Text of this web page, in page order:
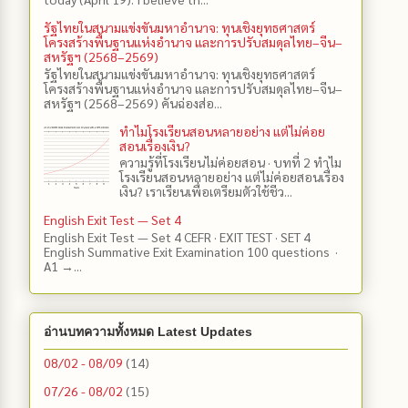
รัฐไทยในสนามแข่งขันมหาอำนาจ: ทุนเชิงยุทธศาสตร์
โครงสร้างพื้นฐานแห่งอำนาจ และการปรับสมดุลไทย–จีน–
สหรัฐฯ (2568–2569)
รัฐไทยในสนามแข่งขันมหาอำนาจ: ทุนเชิงยุทธศาสตร์
โครงสร้างพื้นฐานแห่งอำนาจ และการปรับสมดุลไทย–จีน–
สหรัฐฯ (2568–2569) คันฉ่องส่อ...
ทำไมโรงเรียนสอนหลายอย่าง แต่ไม่ค่อย
สอนเรื่องเงิน?
ความรู้ที่โรงเรียนไม่ค่อยสอน · บทที่ 2 ทำไม
โรงเรียนสอนหลายอย่าง แต่ไม่ค่อยสอนเรื่อง
เงิน? เราเรียนเพื่อเตรียมตัวใช้ชีว...
English Exit Test — Set 4
English Exit Test — Set 4 CEFR · EXIT TEST · SET 4
English Summative Exit Examination 100 questions ·
A1 →...
อ่านบทความทั้งหมด Latest Updates
08/02 - 08/09 (14)
07/26 - 08/02 (15)